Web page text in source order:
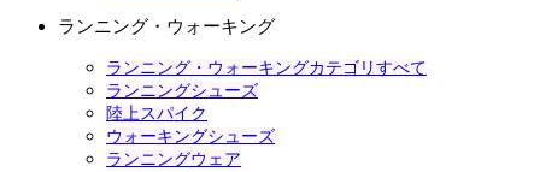
ランニング・ウォーキング
ランニング・ウォーキングカテゴリすべて
ランニングシューズ
陸上スパイク
ウォーキングシューズ
ランニングウェア